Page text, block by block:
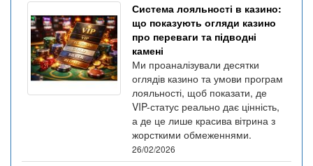
Система лояльності в казино:
що показують огляди казино
про переваги та підводні
камені
Ми проаналізували десятки
оглядів казино та умови програм
лояльності, щоб показати, де
VIP-статус реально дає цінність,
а де це лише красива вітрина з
жорсткими обмеженнями.
26/02/2026